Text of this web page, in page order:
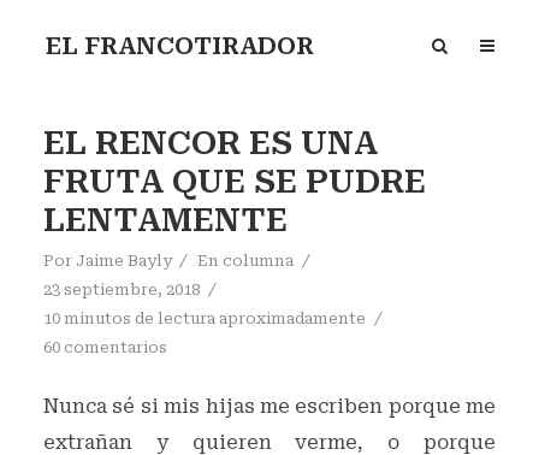
EL FRANCOTIRADOR
EL RENCOR ES UNA
FRUTA QUE SE PUDRE
LENTAMENTE
Por Jaime Bayly En columna
23 septiembre, 2018
10 minutos de lectura aproximadamente
60 comentarios
Nunca sé si mis hijas me escriben porque me
extrañan y quieren verme, o porque